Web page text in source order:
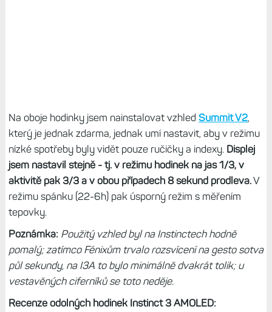
Na oboje hodinky jsem nainstalovat vzhled Summit V2,
který je jednak zdarma, jednak umí nastavit, aby v režimu
nízké spotřeby byly vidět pouze ručičky a indexy. Displej
jsem nastavil stejně - tj. v režimu hodinek na jas 1/3, v
aktivitě pak 3/3 a v obou případech 8 sekund prodleva.V
režimu spánku (22-6h) pak úsporný režim s měřením
tepovky.
Poznámka: Použitý vzhled byl na Instinctech hodně
pomalý; zatímco Fénixům trvalo rozsvícení na gesto sotva
půl sekundy, na I3A to bylo minimálně dvakrát tolik; u
vestavěných ciferníků se toto neděje.
Recenze odolných hodinek Instinct 3 AMOLED: